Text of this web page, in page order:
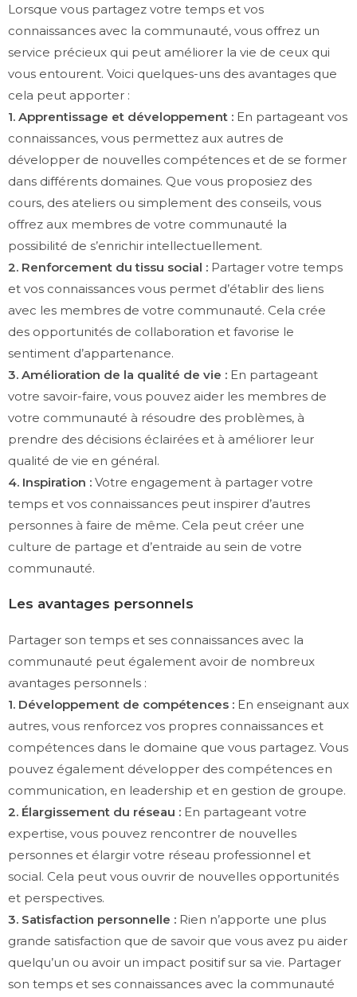
Lorsque vous partagez votre temps et vos
connaissances avec la communauté, vous offrez un
service précieux qui peut améliorer la vie de ceux qui
vous entourent. Voici quelques-uns des avantages que
cela peut apporter :
1. Apprentissage et développement : En partageant vos
connaissances, vous permettez aux autres de
développer de nouvelles compétences et de se former
dans différents domaines. Que vous proposiez des
cours, des ateliers ou simplement des conseils, vous
offrez aux membres de votre communauté la
possibilité de s’enrichir intellectuellement.
2. Renforcement du tissu social : Partager votre temps
et vos connaissances vous permet d’établir des liens
avec les membres de votre communauté. Cela crée
des opportunités de collaboration et favorise le
sentiment d’appartenance.
3. Amélioration de la qualité de vie : En partageant
votre savoir-faire, vous pouvez aider les membres de
votre communauté à résoudre des problèmes, à
prendre des décisions éclairées et à améliorer leur
qualité de vie en général.
4. Inspiration : Votre engagement à partager votre
temps et vos connaissances peut inspirer d’autres
personnes à faire de même. Cela peut créer une
culture de partage et d’entraide au sein de votre
communauté.
Les avantages personnels
Partager son temps et ses connaissances avec la
communauté peut également avoir de nombreux
avantages personnels :
1. Développement de compétences : En enseignant aux
autres, vous renforcez vos propres connaissances et
compétences dans le domaine que vous partagez. Vous
pouvez également développer des compétences en
communication, en leadership et en gestion de groupe.
2. Élargissement du réseau : En partageant votre
expertise, vous pouvez rencontrer de nouvelles
personnes et élargir votre réseau professionnel et
social. Cela peut vous ouvrir de nouvelles opportunités
et perspectives.
3. Satisfaction personnelle : Rien n’apporte une plus
grande satisfaction que de savoir que vous avez pu aider
quelqu’un ou avoir un impact positif sur sa vie. Partager
son temps et ses connaissances avec la communauté